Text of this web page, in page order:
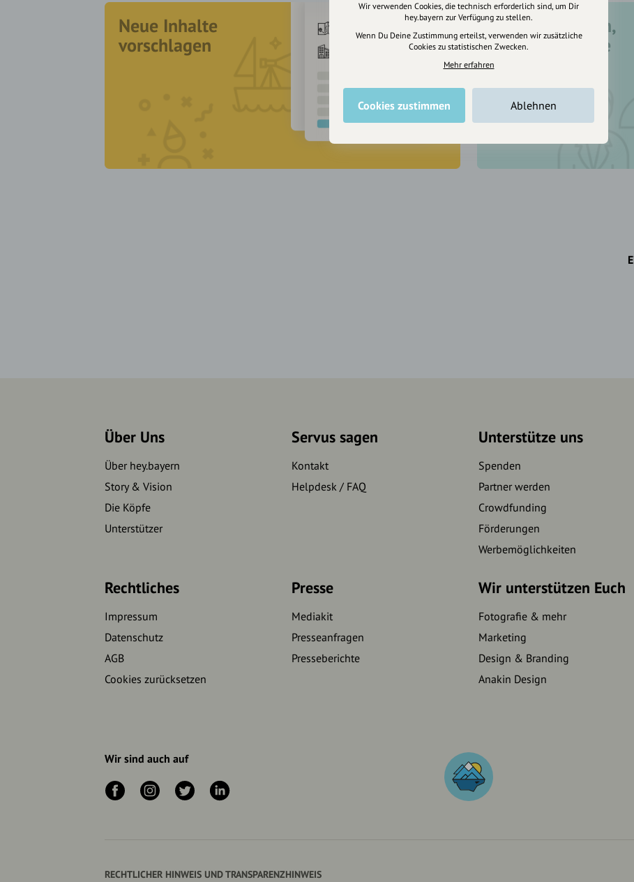
Neue Inhalte
vorschlagen
Registriere dich,
um dir Einträge
zu merken
Über Uns
Über hey.bayern
Story & Vision
Die Köpfe
Unterstützer
Servus sagen
Kontakt
Helpdesk / FAQ
Unterstütze uns
Spenden
Partner werden
Crowdfunding
Förderungen
Werbemöglichkeiten
Rechtliches
Impressum
Datenschutz
AGB
Cookies zurücksetzen
Presse
Mediakit
Presseanfragen
Presseberichte
Wir unterstützen Euch
Fotografie & mehr
Marketing
Design & Branding
Anakin Design
Wir sind auch auf
RECHTLICHER HINWEIS UND TRANSPARENZHINWEIS
Wir verwenden Cookies, die technisch erforderlich sind, um Dir
hey.bayern zur Verfügung zu stellen.
Wenn Du Deine Zustimmung erteilst, verwenden wir zusätzliche
Cookies zu statistischen Zwecken.
Mehr erfahren
Cookies zustimmen Ablehnen